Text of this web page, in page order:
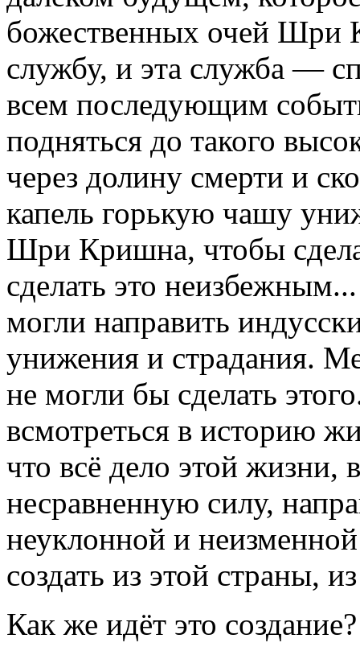
божественных очей
службу, и эта служба —
всем последующим
подняться до такого
через долину смерти и
капель горькую чашу
Шри Кришна, чтобы
сделать это
могли направить
унижения и страдания.
не могли бы сделать
всмотреться в
что всё дело этой жизни,
несравненную силу,
неуклонной и
создать из этой страны,
Как же идёт это создание?